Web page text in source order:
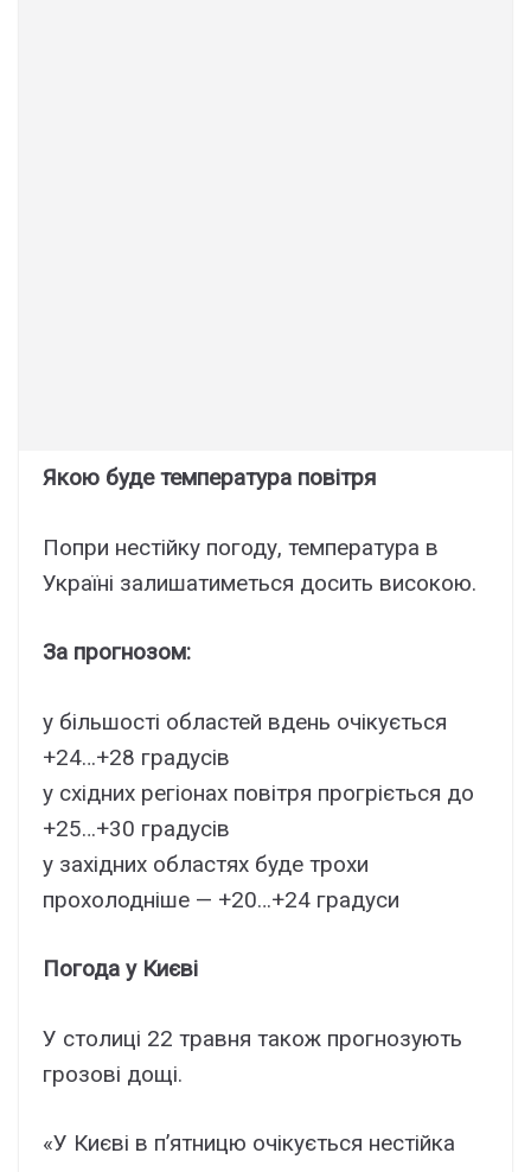
Якою буде температура повітря
Попри нестійку погоду, температура в
Україні залишатиметься досить високою.
За прогнозом:
у більшості областей вдень очікується
+24…+28 градусів
у східних регіонах повітря прогріється до
+25…+30 градусів
у західних областях буде трохи
прохолодніше — +20…+24 градуси
Погода у Києві
У столиці 22 травня також прогнозують
грозові дощі.
«У Києві в пʼятницю очікується нестійка